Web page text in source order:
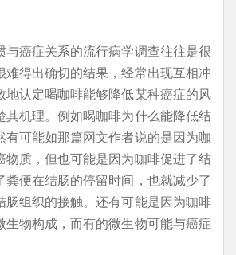
与癌症关系的流行病学调查往往是很
难得出确切的结果，经常出现互相冲
地认定喝咖啡能够降低某种癌症的风
其机理。例如喝咖啡为什么能降低结
有可能如那篇网文作者说的是因为咖
物质，但也可能是因为咖啡促进了结
粪便在结肠的停留时间，也就减少了
肠组织的接触。还有可能是因为咖啡
生物构成，而有的微生物可能与癌症